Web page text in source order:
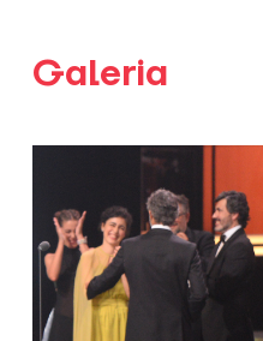
Galeria